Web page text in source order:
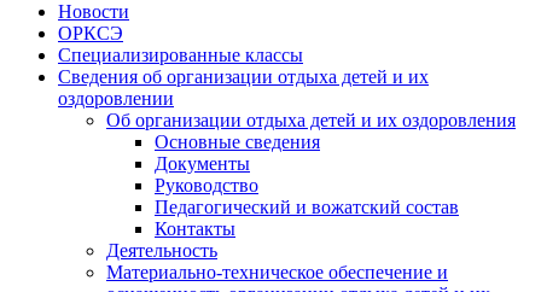
Новости
ОРКСЭ
Специализированные классы
Сведения об организации отдыха детей и их
оздоровлении
Об организации отдыха детей и их оздоровления
Основные сведения
Документы
Руководство
Педагогический и вожатский состав
Контакты
Деятельность
Материально-техническое обеспечение и